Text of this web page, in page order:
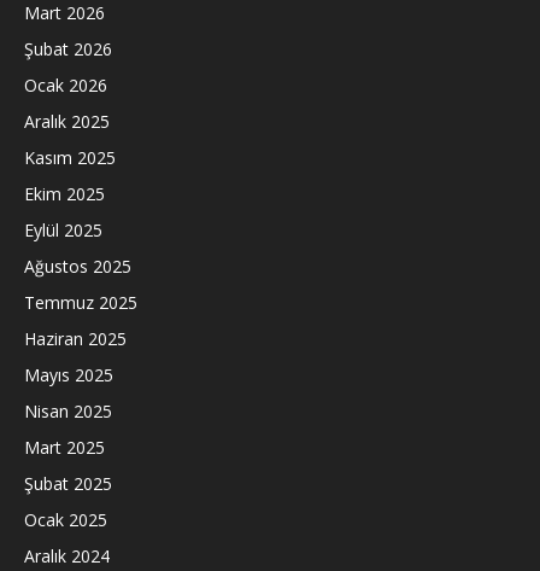
Mart 2026
Şubat 2026
Ocak 2026
Aralık 2025
Kasım 2025
Ekim 2025
Eylül 2025
Ağustos 2025
Temmuz 2025
Haziran 2025
Mayıs 2025
Nisan 2025
Mart 2025
Şubat 2025
Ocak 2025
Aralık 2024